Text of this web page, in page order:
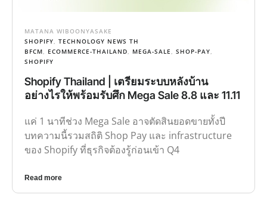
MATANA WIBOONYASAKE
SHOPIFY, TECHNOLOGY NEWS TH
BFCM, ECOMMERCE-THAILAND, MEGA-SALE , SHOP-PAY,
SHOPIFY
Shopify Thailand | เตรียมระบบหลังบ้าน
อย่างไรให้พร้อมรับศึก Mega Sale 8.8 และ 11.11
แค่ 1 นาทีช่วง Mega Sale อาจตัดสินยอดขายทั้งปี
บทความนี้รวมสถิติ Shop Pay และ infrastructure
ของ Shopify ที่ธุรกิจต้องรู้ก่อนเข้า Q4
Read more